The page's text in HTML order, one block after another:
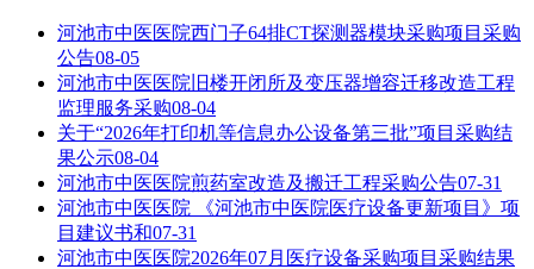
河池市中医医院西门子64排CT探测器模块采购项目采购
公告08-05
河池市中医医院旧楼开闭所及变压器增容迁移改造工程
监理服务采购08-04
关于“2026年打印机等信息办公设备第三批”项目采购结
果公示08-04
河池市中医医院煎药室改造及搬迁工程采购公告07-31
河池市中医医院 《河池市中医院医疗设备更新项目》项
目建议书和07-31
河池市中医医院2026年07月医疗设备采购项目采购结果